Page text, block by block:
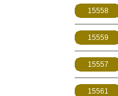
15558
15559
15557
15561